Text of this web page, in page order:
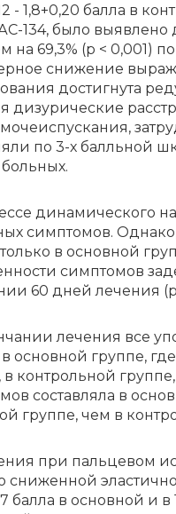
- 1,8+0,20 бал­ла в
134, бы­ло вы­яв­ле­но
на 69,3% (p < 0,001)
снижение
достигнута
дизурические
мочеиспускания,
по 3-х балльной
ди­на­ми­че­ско­го
симп­то­мов.
в основ­ной
симптомов
60 дней лечения (p
ле­че­ния все
основ­ной груп­пе,
в контрольной
составляла в
группе, чем в
при паль­це­вом
сни­жен­ной
бал­ла в основ­ной и